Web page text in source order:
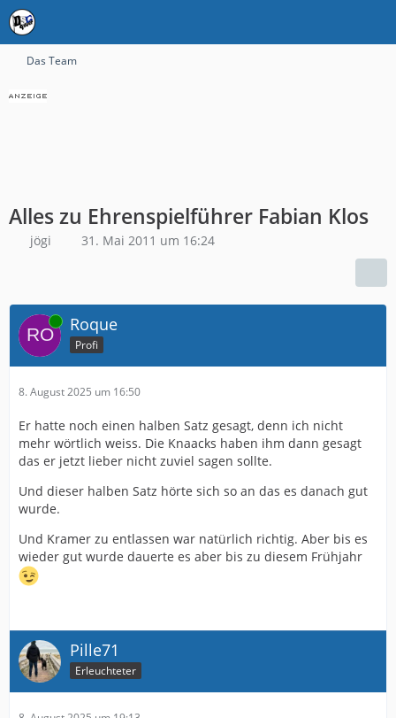
Das Team
Alles zu Ehrenspielführer Fabian Klos
jögi 31. Mai 2011 um 16:24
Online Roque
Profi
8. August 2025 um 16:50
Er hatte noch einen halben Satz gesagt, denn ich nicht
mehr wörtlich weiss. Die Knaacks haben ihm dann gesagt
das er jetzt lieber nicht zuviel sagen sollte.
Und dieser halben Satz hörte sich so an das es danach gut
wurde.
Und Kramer zu entlassen war natürlich richtig. Aber bis es
wieder gut wurde dauerte es aber bis zu diesem Frühjahr
Pille71
Erleuchteter